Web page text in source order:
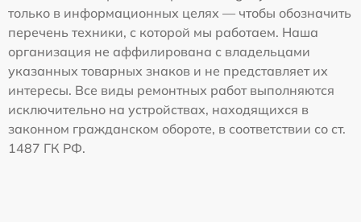
только в информационных целях — чтобы обозначить
перечень техники, с которой мы работаем. Наша
организация не аффилирована с владельцами
указанных товарных знаков и не представляет их
интересы. Все виды ремонтных работ выполняются
исключительно на устройствах, находящихся в
законном гражданском обороте, в соответствии со ст.
1487 ГК РФ.